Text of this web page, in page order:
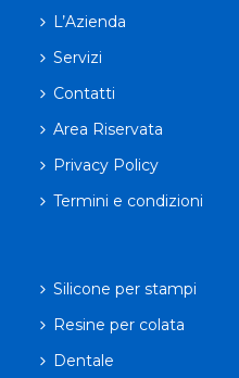
L’Azienda
Servizi
Contatti
Area Riservata
Privacy Policy
Termini e condizioni
Silicone per stampi
Resine per colata
Dentale